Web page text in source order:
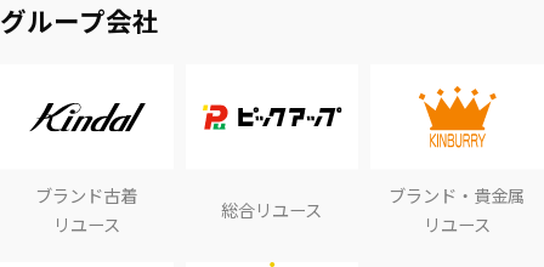
グループ会社
ブランド古着
リユース
総合リユース
ブランド・貴金属
リユース